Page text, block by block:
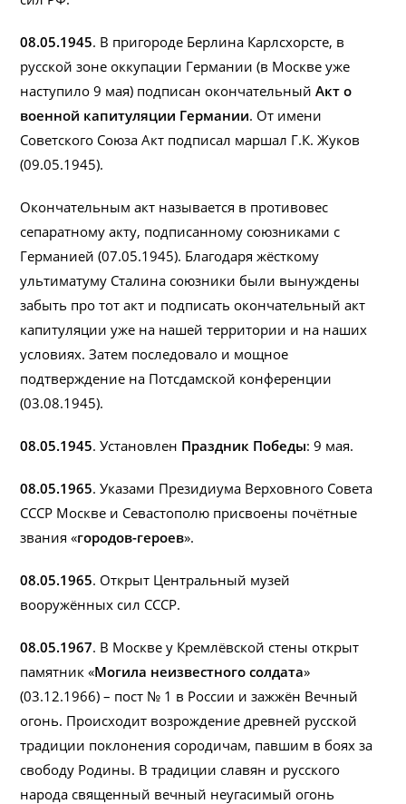
08.05.1945. В пригороде Берлина Карлсхорсте, в
русской зоне оккупации Германии (в Москве уже
наступило 9 мая) подписан окончательныйАкт о
военной капитуляции Германии. От имени
Советского Союза Акт подписал маршал Г.К. Жуков
(09.05.1945).
Окончательным акт называется в противовес
сепаратному акту, подписанному союзниками с
Германией (07.05.1945). Благодаря жёсткому
ультиматуму Сталина союзники были вынуждены
забыть про тот акт и подписать окончательный акт
капитуляции уже на нашей территории и на наших
условиях. Затем последовало и мощное
подтверждение на Потсдамской конференции
(03.08.1945).
08.05.1945. Установлен Праздник Победы: 9 мая.
08.05.1965. Указами Президиума Верховного Совета
СССР Москве и Севастополю присвоены почётные
звания «городов-героев».
08.05.1965. Открыт Центральный музей
вооружённых сил СССР.
08.05.1967. В Москве у Кремлёвской стены открыт
памятник «Могила неизвестного солдата»
(03.12.1966) – пост № 1 в России и зажжён Вечный
огонь. Происходит возрождение древней русской
традиции поклонения сородичам, павшим в боях за
свободу Родины. В традиции славян и русского
народа священный вечный неугасимый огонь